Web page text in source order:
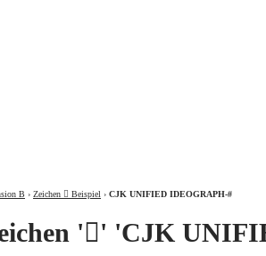
B › Zeichen 𩩖 Beispiel › CJK UNIFIED IDEOGRAPH-#
'𩩖' 'CJK